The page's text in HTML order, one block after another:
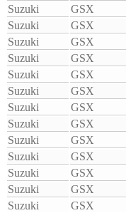
Suzuki
GSX
Suzuki
GSX
Suzuki
GSX
Suzuki
GSX
Suzuki
GSX
Suzuki
GSX
Suzuki
GSX
Suzuki
GSX
Suzuki
GSX
Suzuki
GSX
Suzuki
GSX
Suzuki
GSX
Suzuki
GSX